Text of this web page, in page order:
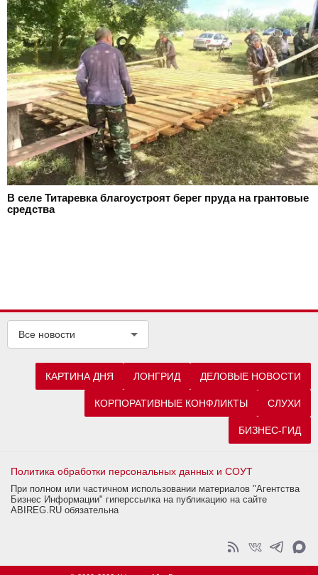
В селе Титаревка благоустроят берег пруда на грантовые
средства
Все новости
КАРТИНА ДНЯ ЛОНГРИД ДЕЛОВЫЕ НОВОСТИ
КОРПОРАТИВНЫЕ КОНФЛИКТЫ СЛУХИ
БИЗНЕС-ГИД
Политика обработки персональных данных и СОУТ
При полном или частичном использовании материалов "Агентства
Бизнес Информации" гиперссылка на публикацию на сайте
ABIREG.RU обязательна